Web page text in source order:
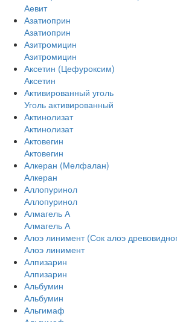
Аевит
Азатиоприн
Азатиоприн
Азитромицин
Азитромицин
Аксетин (Цефуроксим)
Аксетин
Активированный уголь
Уголь активированный
Актинолизат
Актинолизат
Актовегин
Актовегин
Алкеран (Мелфалан)
Алкеран
Аллопуринол
Аллопуринол
Алмагель А
Алмагель А
Алоэ линимент (Сок алоэ
Алоэ линимент
Алпизарин
Алпизарин
Альбумин
Альбумин
Альгимаф